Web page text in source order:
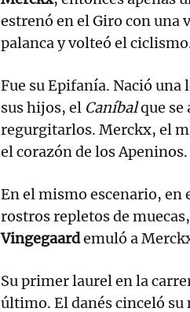
estrenó en el Giro con una
palanca y volteó el
Fue su Epifanía. Nació una
sus hijos, el Caníbalque se
regurgitarlos. Merckx, el
el corazón de los Apeninos.
En el mismo escenario, en
rostros repletos de
Vingegaardemuló a
Su primer laurel en la
último. El danés cinceló